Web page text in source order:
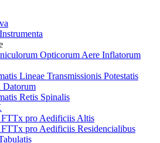
Opticorum Aere Inflatorum
Lineae Transmissionis Potestatis
Datorum
Retis Spinalis
FTTx pro Aedificiis Altis
pro Aedificiis Residencialibus